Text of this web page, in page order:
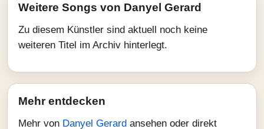
Weitere Songs von Danyel Gerard
Zu diesem Künstler sind aktuell noch keine
weiteren Titel im Archiv hinterlegt.
Mehr entdecken
Mehr von Danyel Gerard ansehen oder direkt